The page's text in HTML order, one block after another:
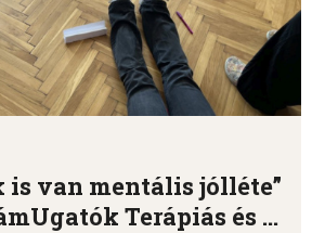
is van mentális jólléte”
Terápiás és ...